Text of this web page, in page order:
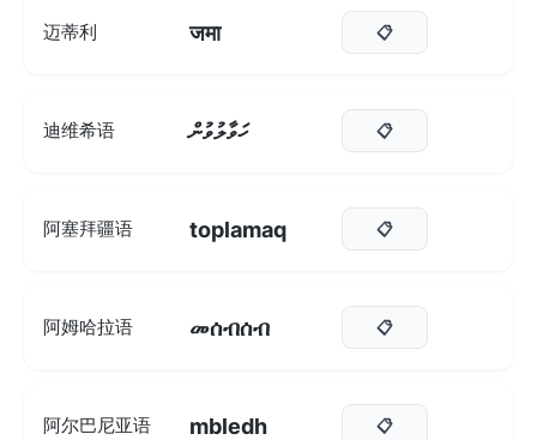
迈蒂利 जमा 📋
迪维希语 ހަވާލުވުން 📋
阿塞拜疆语 toplamaq 📋
阿姆哈拉语 መሰብሰብ 📋
阿尔巴尼亚语 mbledh 📋